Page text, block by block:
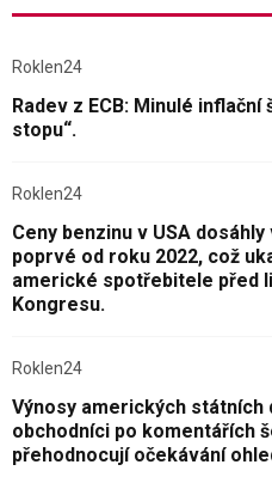
Roklen24
Radev z ECB: Minulé
stopu“.
Roklen24
Ceny benzinu v USA
poprvé od roku 2022, což
americké spotřebitele před
Kongresu.
Roklen24
Výnosy amerických
obchodníci po komentářích
přehodnocují očekávání